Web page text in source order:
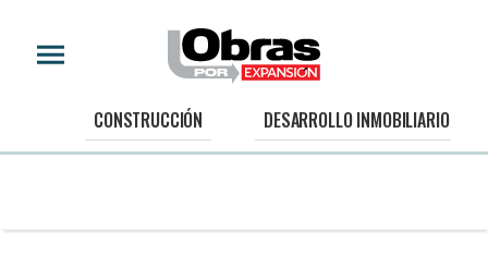
CONSTRUCCIÓN DESARROLLO INMOBILIARIO